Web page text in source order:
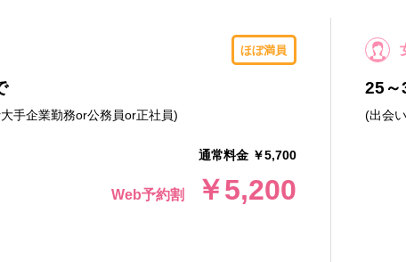
ほぼ満員
手企業勤務or公務員or正社員)
通常料金 ￥5,700
Web予約割 ￥5,200
25～
(出会